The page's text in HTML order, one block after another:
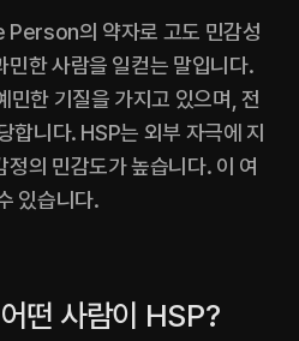
의 약자로 고도 민감성
민한 사람을 일컫는 말입니다.
민한 기질을 가지고 있으며, 전
합니다. HSP는 외부 자극에 지
의 민감도가 높습니다. 이 여
있습니다.
떤 사람이 HSP?